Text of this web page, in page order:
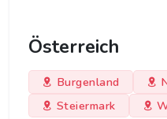
Österreich
Burgenland
Steiermark